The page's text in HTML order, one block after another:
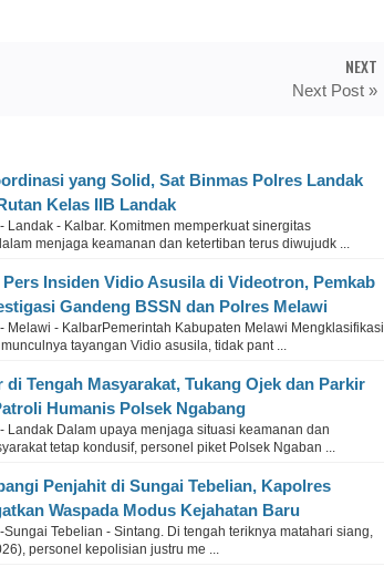
NEXT
Next Post »
yang Solid, Sat Binmas Polres Landak
Kelas IIB Landak
Landak - Kalbar. Komitmen memperkuat sinergitas
menjaga keamanan dan ketertiban terus diwujudk ...
Insiden Vidio Asusila di Videotron, Pemkab
Gandeng BSSN dan Polres Melawi
Melawi - KalbarPemerintah Kabupaten Melawi Mengklasifikasi
tayangan Vidio asusila, tidak pant ...
di Tengah Masyarakat, Tukang Ojek dan Parkir
Humanis Polsek Ngabang
Landak Dalam upaya menjaga situasi keamanan dan
tetap kondusif, personel piket Polsek Ngaban ...
Penjahit di Sungai Tebelian, Kapolres
Waspada Modus Kejahatan Baru
Tebelian - Sintang. Di tengah teriknya matahari siang,
personel kepolisian justru me ...